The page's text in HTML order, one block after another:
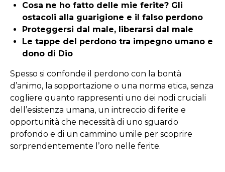
Cosa ne ho fatto delle mie ferite? Gli
ostacoli alla guarigione e il falso perdono
Proteggersi dal male, liberarsi dal male
Le tappe del perdono tra impegno umano e
dono di Dio
Spesso si confonde il perdono con la bontà
d’animo, la sopportazione o una norma etica, senza
cogliere quanto rappresenti uno dei nodi cruciali
dell’esistenza umana, un intreccio di ferite e
opportunità che necessità di uno sguardo
profondo e di un cammino umile per scoprire
sorprendentemente l’oro nelle ferite.